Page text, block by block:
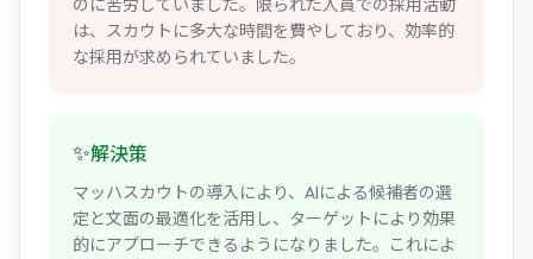
のに苦労していました。限られた人員での採用活動
は、スカウトに多大な時間を費やしており、効率的
な採用が求められていました。
✨解決策
マッハスカウトの導入により、AIによる候補者の選
定と文面の最適化を活用し、ターゲットにより効果
的にアプローチできるようになりました。これによ